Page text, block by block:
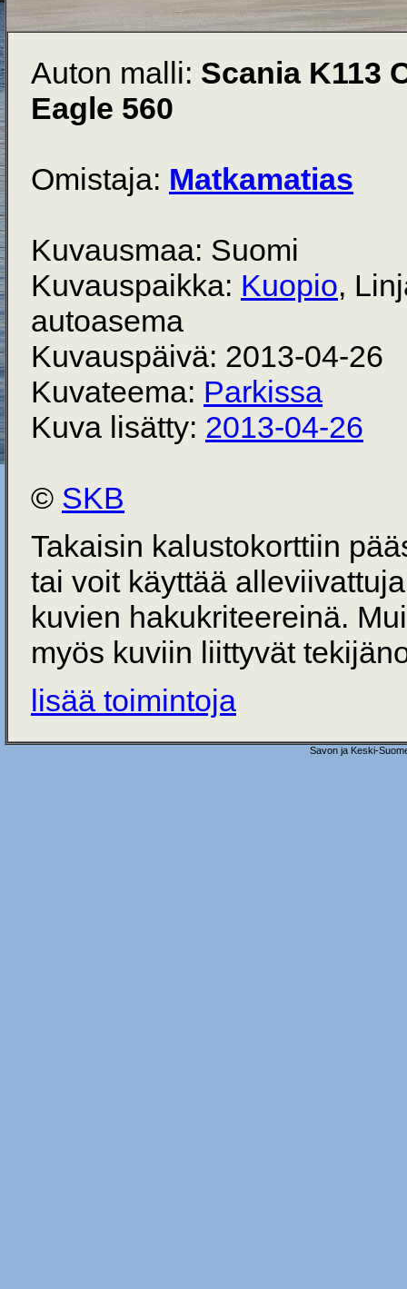
Auton malli: Scania K113
Eagle 560
Omistaja: Matkamatias
Kuvausmaa: Suomi
Kuvauspaikka: Kuopio,
autoasema
Kuvauspäivä: 2013-04-26
Kuvateema: Parkissa
Kuva lisätty: 2013-04-26
© SKB
Takaisin kalustokorttiin
tai voit käyttää
kuvien hakukriteereinä.
myös kuviin liittyvät
lisää toimintoja
Savon ja Keski-